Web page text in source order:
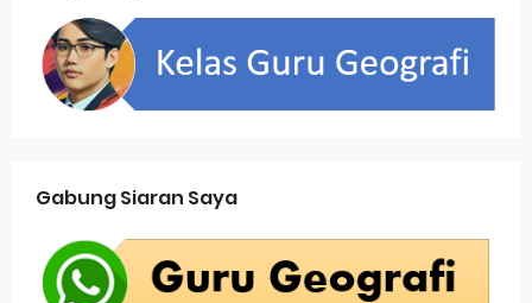
Gabung Siaran Saya